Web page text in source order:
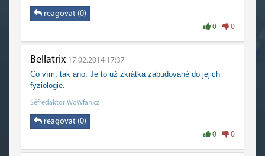
reagovat (0)
0 0
Bellatrix 17.02.2014 17:37
Co vím, tak ano. Je to už zkrátka zabudované do jejich
fyziologie.
Šéfredaktor WoWfan.cz
reagovat (0)
0 0